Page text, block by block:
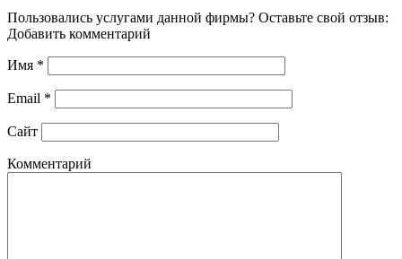
Пользовались услугами данной фирмы? Оставьте свой отзыв:
Добавить комментарий
Имя *
Email *
Сайт
Комментарий